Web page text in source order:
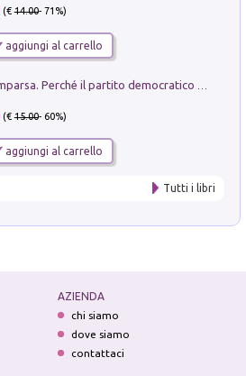
(€14.00- 71%)
aggiungi al carrello
(€15.00- 60%)
aggiungi al carrello
Tutti i libri
AZIENDA
chi siamo
dove siamo
contattaci